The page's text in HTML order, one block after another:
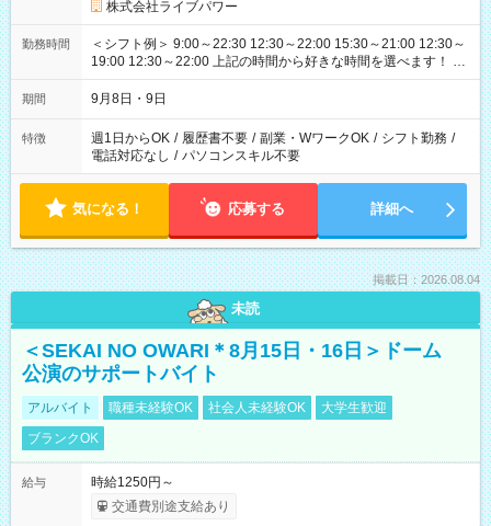
株式会社ライブパワー
勤務時間
＜シフト例＞ 9:00～22:30 12:30～22:00 15:30～21:00 12:30～
19:00 12:30～22:00 上記の時間から好きな時間を選べます！ ※
時間は変更となる可能性があります
期間 9月8日・9日
特徴 週1日からOK / 履歴書不要 / 副業・WワークOK / シフト勤務 /
電話対応なし / パソコンスキル不要
気になる！ 応募する 詳細へ
掲載日：2026.08.04
未読
＜SEKAI NO OWARI＊8月15日・16日＞ドーム
公演のサポートバイト
アルバイト 職種未経験OK 社会人未経験OK
大学生歓迎
ブランクOK
給与
時給1250円～
交通費別途支給あり